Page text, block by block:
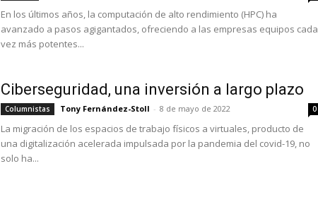
En los últimos años, la computación de alto rendimiento (HPC) ha
avanzado a pasos agigantados, ofreciendo a las empresas equipos cada
vez más potentes...
Ciberseguridad, una inversión a largo plazo
Columnistas Tony Fernández-Stoll - 8 de mayo de 2022 0
La migración de los espacios de trabajo físicos a virtuales, producto de
una digitalización acelerada impulsada por la pandemia del covid-19, no
solo ha...